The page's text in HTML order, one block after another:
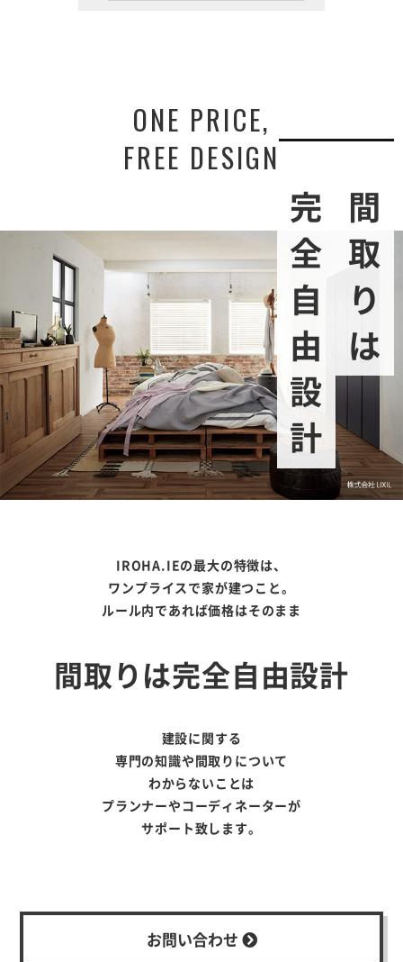
ONE PRICE,
FREE DESIGN
間取りは
完全自由設計
IROHA.IEの最大の特徴は、
ワンプライスで家が建つこと。
ルール内であれば価格はそのまま
間取りは完全自由設計
建設に関する
専門の知識や間取りについて
わからないことは
プランナーやコーディネーターが
サポート致します。
お問い合わせ